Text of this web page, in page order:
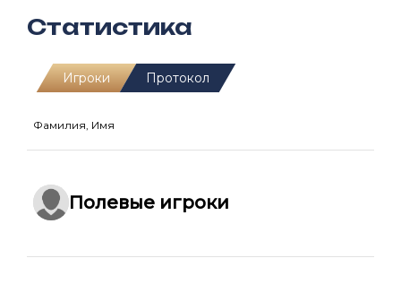
Статистика
Игроки Протокол
Фамилия, Имя
Полевые игроки